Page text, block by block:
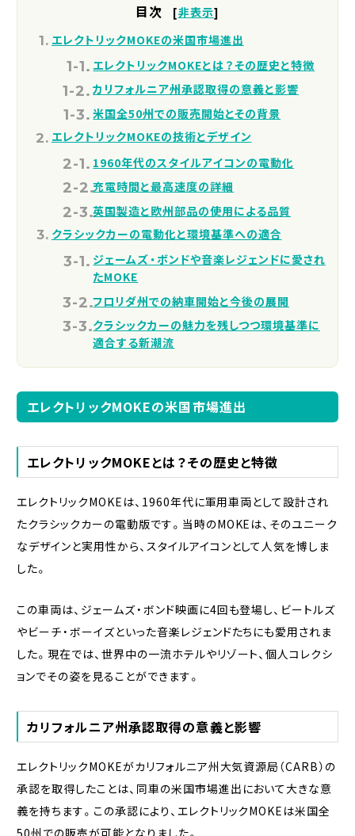
目次 [非表示]
エレクトリックMOKEの米国市場進出
エレクトリックMOKEとは？その歴史と特徴
カリフォルニア州承認取得の意義と影響
米国全50州での販売開始とその背景
エレクトリックMOKEの技術とデザイン
1960年代のスタイルアイコンの電動化
充電時間と最高速度の詳細
英国製造と欧州部品の使用による品質
クラシックカーの電動化と環境基準への適合
ジェームズ・ボンドや音楽レジェンドに愛され
たMOKE
フロリダ州での納車開始と今後の展開
クラシックカーの魅力を残しつつ環境基準に
適合する新潮流
エレクトリックMOKEの米国市場進出
エレクトリックMOKEとは？その歴史と特徴
エレクトリックMOKEは、1960年代に軍用車両として設計され
たクラシックカーの電動版です。当時のMOKEは、そのユニーク
なデザインと実用性から、スタイルアイコンとして人気を博しま
した。
この車両は、ジェームズ・ボンド映画に4回も登場し、ビートルズ
やビーチ・ボーイズといった音楽レジェンドたちにも愛用されま
した。現在では、世界中の一流ホテルやリゾート、個人コレクシ
ョンでその姿を見ることができます。
カリフォルニア州承認取得の意義と影響
エレクトリックMOKEがカリフォルニア州大気資源局（CARB）の
承認を取得したことは、同車の米国市場進出において大きな意
義を持ちます。この承認により、エレクトリックMOKEは米国全
50州での販売が可能となりました。